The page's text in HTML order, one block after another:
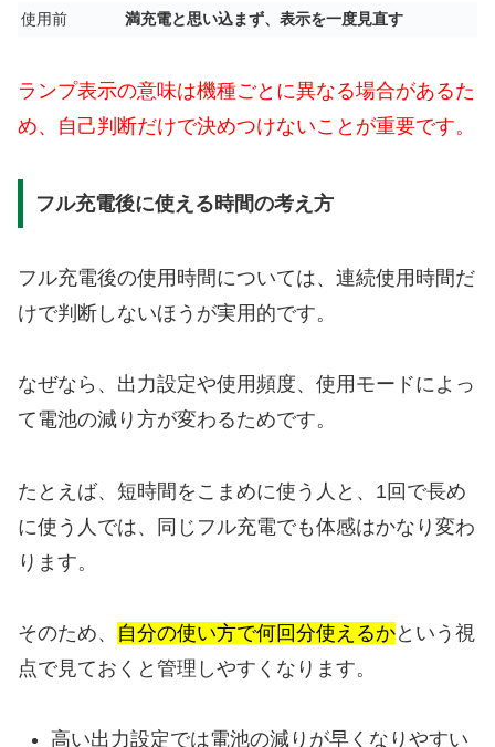
使用前
満充電と思い込まず、表示を一度見直す
ランプ表示の意味は機種ごとに異なる場合があるた
め、自己判断だけで決めつけないことが重要です。
フル充電後に使える時間の考え方
フル充電後の使用時間については、連続使用時間だ
けで判断しないほうが実用的です。
なぜなら、出力設定や使用頻度、使用モードによっ
て電池の減り方が変わるためです。
たとえば、短時間をこまめに使う人と、1回で長め
に使う人では、同じフル充電でも体感はかなり変わ
ります。
そのため、 自分の使い方で何回分使えるかという視
点で見ておくと管理しやすくなります。
高い出力設定では電池の減りが早くなりやすい